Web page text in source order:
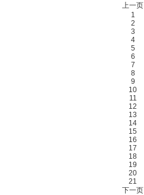
上一页
1
2
3
4
5
6
7
8
9
10
11
12
13
14
15
16
17
18
19
20
21
下一页